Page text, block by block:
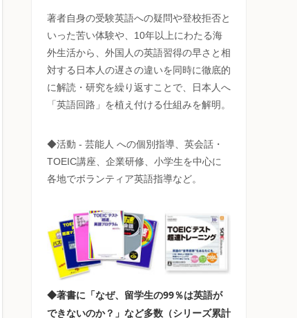
著者自身の受験英語への疑問や登校拒否と
いった苦い体験や、10年以上にわたる海
外生活から、外国人の英語習得の早さと相
対する日本人の遅さの違いを同時に徹底的
に解読・研究を繰り返すことで、日本人へ
「英語回路」を植え付ける仕組みを解明。
◆活動 - 芸能人 への個別指導、英会話・
TOEIC講座、企業研修、小学生を中心に
各地でボランティア英語指導など。
◆著書に「なぜ、留学生の99％は英語が
できないのか？」など多数（シリーズ累計